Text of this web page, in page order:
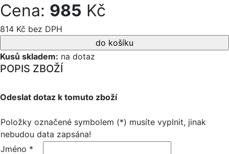
Cena: 985 Kč
814 Kč bez DPH
Kusů skladem: na dotaz
POPIS ZBOŽÍ
Odeslat dotaz k tomuto zboží
Položky označené symbolem (*) musíte vyplnit, jinak
nebudou data zapsána!
Jméno *